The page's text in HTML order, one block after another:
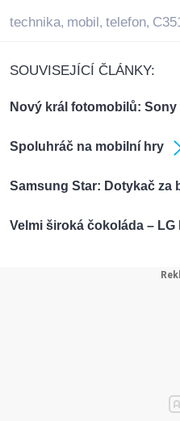
technika, mobil , telefon,
SOUVISEJÍCÍ ČLÁNKY:
Nový král fotomobilů:
Spoluhráč na mobilní hry
Samsung Star: Dotykač za
Velmi široká čokoláda –